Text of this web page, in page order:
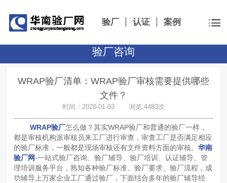
验厂 认证 案例
验厂咨询
WRAP验厂清单：WRAP验厂审核需要提供哪些
文件？
时间：2020-01-03 浏览:4483次
WRAP验厂怎么做？其实WRAP验厂和普通的验厂一样，
都是审核机构派审核员来工厂进行审查，审查工厂是否满足相应
的验厂标准，一般都是现场审核还有文件资料方面的审核。华南
验厂网-一站式验厂咨询、验厂辅导、验厂培训、认证辅导、管
理培训服务平台，熟知各种验厂标准、验厂要求、验厂流程，成
功辅导上万家企业工厂通过验厂，下面结合多年的验厂辅导经